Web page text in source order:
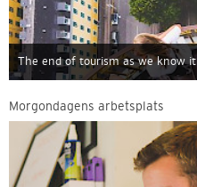
The end of tourism as we know it
Morgondagens arbetsplats